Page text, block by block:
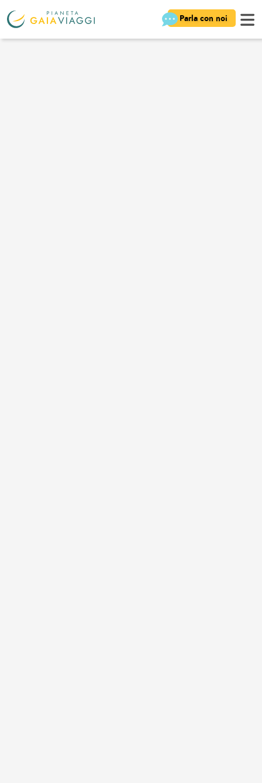
Parla con noi